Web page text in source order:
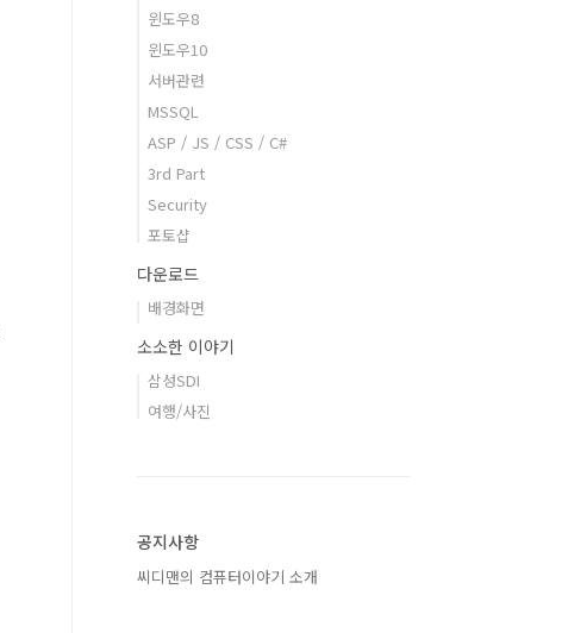
윈도우8
윈도우10
서버관련
MSSQL
ASP / JS / CSS / C#
3rd Part
Security
포토샵
다운로드
배경화면
소소한 이야기
삼성SDI
여행/사진
공지사항
씨디맨의 컴퓨터이야기 소개